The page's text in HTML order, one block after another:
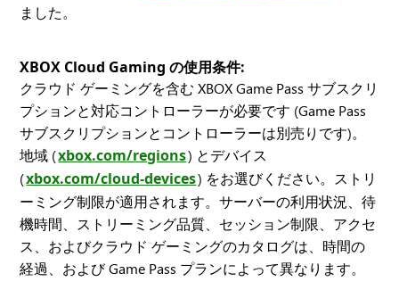
ました。
XBOX Cloud Gaming の使用条件:
クラウド ゲーミングを含む XBOX Game Pass サブスクリ
プションと対応コントローラーが必要です (Game Pass
サブスクリプションとコントローラーは別売りです)。
地域 (xbox.com/regions) とデバイス
(xbox.com/cloud-devices) をお選びください。ストリ
ーミング制限が適用されます。サーバーの利用状況、待
機時間、ストリーミング品質、セッション制限、アクセ
ス、およびクラウド ゲーミングのカタログは、時間の
経過、および Game Pass プランによって異なります。